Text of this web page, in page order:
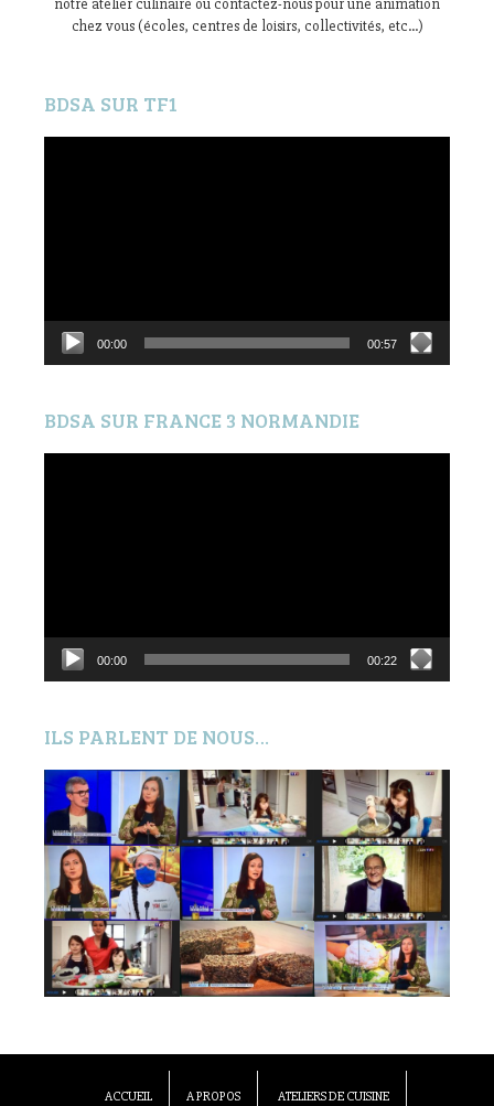
notre atelier culinaire ou contactez-nous pour une animation
chez vous (écoles, centres de loisirs, collectivités, etc...)
BDSA SUR TF1
00:00 00:57
BDSA SUR FRANCE 3 NORMANDIE
00:00 00:22
ILS PARLENT DE NOUS…
ACCUEIL A PROPOS ATELIERS DE CUISINE